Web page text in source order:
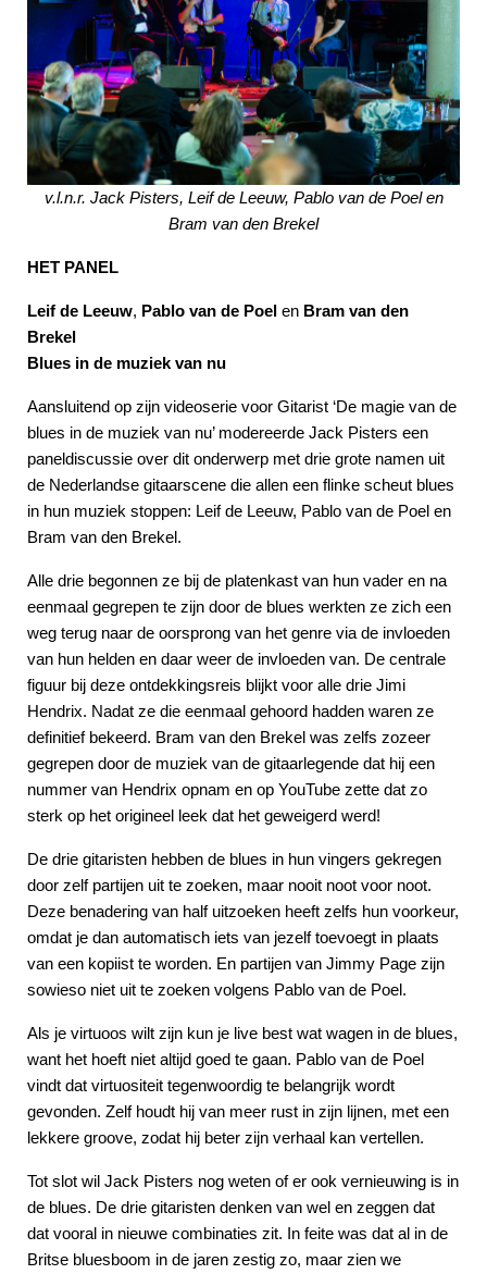
v.l.n.r. Jack Pisters, Leif de Leeuw, Pablo van de Poel en
Bram van den Brekel
HET PANEL
Leif de Leeuw, Pablo van de Poel en Bram van den
Brekel
Blues in de muziek van nu
Aansluitend op zijn videoserie voor Gitarist ‘De magie van de
blues in de muziek van nu’ modereerde Jack Pisters een
paneldiscussie over dit onderwerp met drie grote namen uit
de Nederlandse gitaarscene die allen een flinke scheut blues
in hun muziek stoppen: Leif de Leeuw, Pablo van de Poel en
Bram van den Brekel.
Alle drie begonnen ze bij de platenkast van hun vader en na
eenmaal gegrepen te zijn door de blues werkten ze zich een
weg terug naar de oorsprong van het genre via de invloeden
van hun helden en daar weer de invloeden van. De centrale
figuur bij deze ontdekkingsreis blijkt voor alle drie Jimi
Hendrix. Nadat ze die eenmaal gehoord hadden waren ze
definitief bekeerd. Bram van den Brekel was zelfs zozeer
gegrepen door de muziek van de gitaarlegende dat hij een
nummer van Hendrix opnam en op YouTube zette dat zo
sterk op het origineel leek dat het geweigerd werd!
De drie gitaristen hebben de blues in hun vingers gekregen
door zelf partijen uit te zoeken, maar nooit noot voor noot.
Deze benadering van half uitzoeken heeft zelfs hun voorkeur,
omdat je dan automatisch iets van jezelf toevoegt in plaats
van een kopiist te worden. En partijen van Jimmy Page zijn
sowieso niet uit te zoeken volgens Pablo van de Poel.
Als je virtuoos wilt zijn kun je live best wat wagen in de blues,
want het hoeft niet altijd goed te gaan. Pablo van de Poel
vindt dat virtuositeit tegenwoordig te belangrijk wordt
gevonden. Zelf houdt hij van meer rust in zijn lijnen, met een
lekkere groove, zodat hij beter zijn verhaal kan vertellen.
Tot slot wil Jack Pisters nog weten of er ook vernieuwing is in
de blues. De drie gitaristen denken van wel en zeggen dat
dat vooral in nieuwe combinaties zit. In feite was dat al in de
Britse bluesboom in de jaren zestig zo, maar zien we